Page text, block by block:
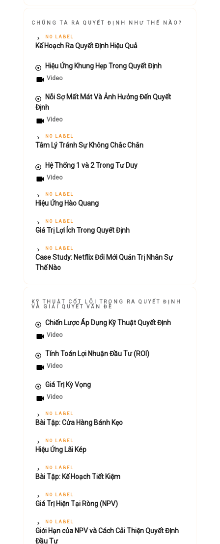
CHÚNG TA RA QUYẾT ĐỊNH NHƯ THẾ NÀO?
NO LABEL
Kế Hoạch Ra Quyết Định Hiệu Quả
Hiệu Ứng Khung Hẹp Trong Quyết Định
Video
Nỗi Sợ Mất Mát Và Ảnh Hưởng Đến Quyết
Định
Video
NO LABEL
Tâm Lý Tránh Sự Không Chắc Chắn
Hệ Thống 1 và 2 Trong Tư Duy
Video
NO LABEL
Hiệu Ứng Hào Quang
NO LABEL
Giá Trị Lợi Ích Trong Quyết Định
NO LABEL
Case Study: Netflix Đổi Mới Quản Trị Nhân Sự
Thế Nào
KỸ THUẬT CỐT LÕI TRONG RA QUYẾT ĐỊNH
VÀ GIẢI QUYẾT VẤN ĐỀ
Chiến Lược Áp Dụng Kỹ Thuật Quyết Định
Video
Tính Toán Lợi Nhuận Đầu Tư (ROI)
Video
Giá Trị Kỳ Vọng
Video
NO LABEL
Bài Tập: Cửa Hàng Bánh Kẹo
NO LABEL
Hiệu Ứng Lãi Kép
NO LABEL
Bài Tập: Kế Hoạch Tiết Kiệm
NO LABEL
Giá Trị Hiện Tại Ròng (NPV)
NO LABEL
Giới Hạn của NPV và Cách Cải Thiện Quyết Định
Đầu Tư